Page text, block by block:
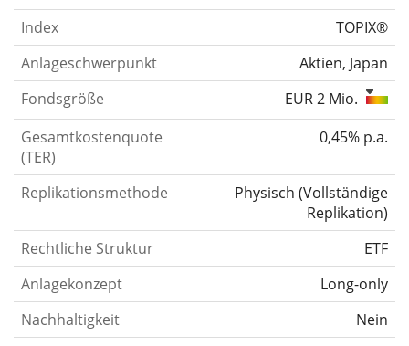
Index
TOPIX®
Anlageschwerpunkt
Aktien, Japan
Fondsgröße
EUR 2 Mio.
Gesamtkostenquote
(TER)
0,45% p.a.
Replikationsmethode Physisch (Vollständige
Replikation)
Rechtliche Struktur
ETF
Anlagekonzept
Long-only
Nachhaltigkeit
Nein